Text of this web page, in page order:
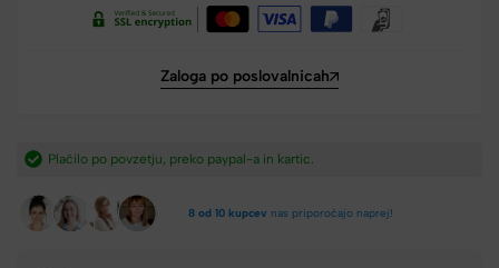
Zaloga po poslovalnicah
Hitra dostava iz Slovenije v 2-4 dneh.​
8 od 10 kupcev nas priporočajo naprej!